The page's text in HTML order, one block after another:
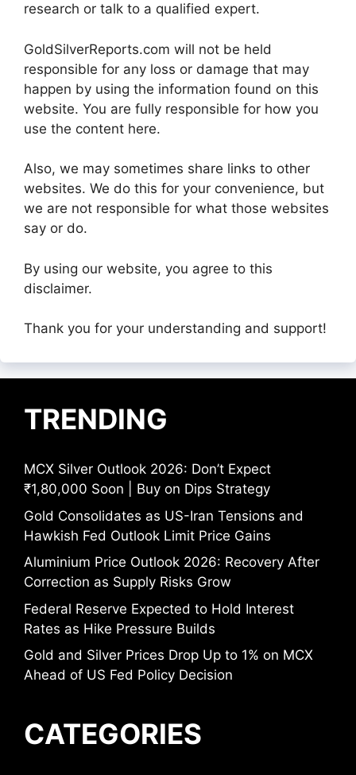
research or talk to a qualified expert.
GoldSilverReports.com will not be held
responsible for any loss or damage that may
happen by using the information found on this
website. You are fully responsible for how you
use the content here.
Also, we may sometimes share links to other
websites. We do this for your convenience, but
we are not responsible for what those websites
say or do.
By using our website, you agree to this
disclaimer.
Thank you for your understanding and support!
TRENDING
MCX Silver Outlook 2026: Don’t Expect
₹1,80,000 Soon | Buy on Dips Strategy
Gold Consolidates as US-Iran Tensions and
Hawkish Fed Outlook Limit Price Gains
Aluminium Price Outlook 2026: Recovery After
Correction as Supply Risks Grow
Federal Reserve Expected to Hold Interest
Rates as Hike Pressure Builds
Gold and Silver Prices Drop Up to 1% on MCX
Ahead of US Fed Policy Decision
CATEGORIES